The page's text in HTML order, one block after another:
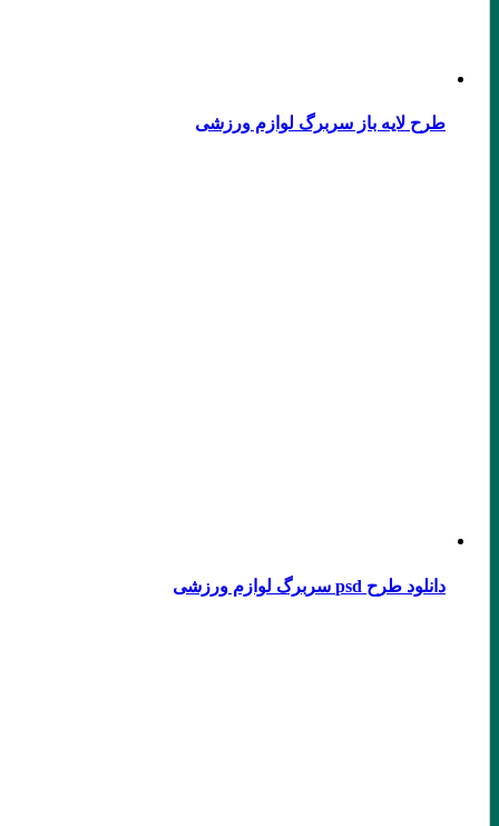
طرح لایه باز سربرگ لوازم ورزشی
دانلود طرح psd سربرگ لوازم ورزشی